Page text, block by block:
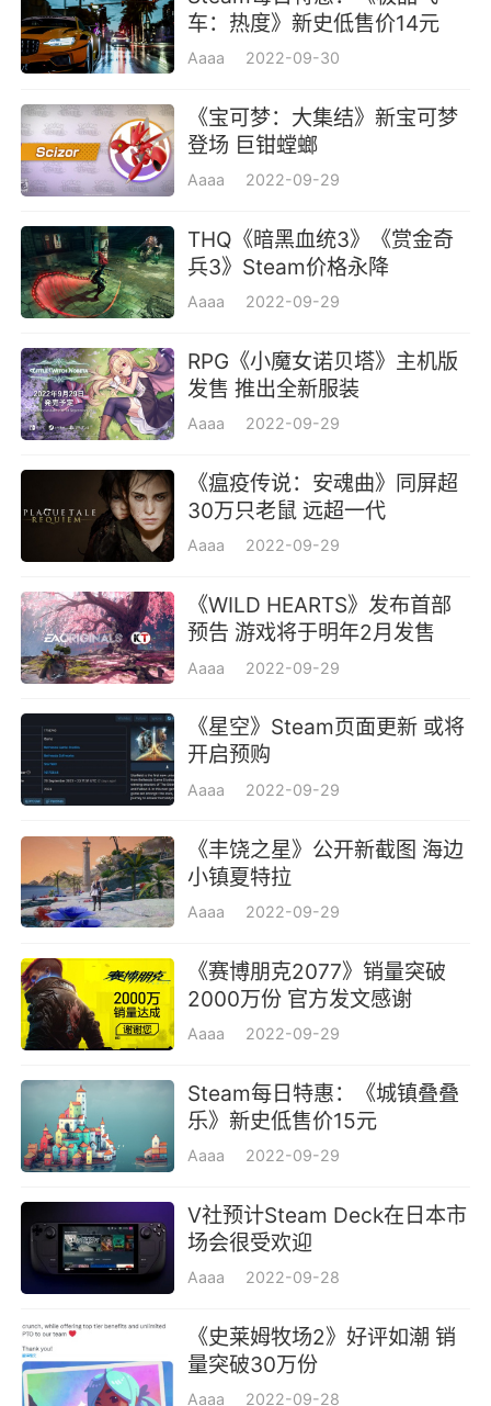
车：热度》新史低售价14元
Aaaa 2022-09-30
《宝可梦：大集结》新宝可梦
登场 巨钳螳螂
Aaaa 2022-09-29
THQ《暗黑血统3》《赏金奇
兵3》Steam价格永降
Aaaa 2022-09-29
RPG《小魔女诺贝塔》主机版
发售 推出全新服装
Aaaa 2022-09-29
《瘟疫传说：安魂曲》同屏超
30万只老鼠 远超一代
Aaaa 2022-09-29
《WILD HEARTS》发布首部
预告 游戏将于明年2月发售
Aaaa 2022-09-29
《星空》Steam页面更新 或将
开启预购
Aaaa 2022-09-29
《丰饶之星》公开新截图 海边
小镇夏特拉
Aaaa 2022-09-29
《赛博朋克2077》销量突破
2000万份 官方发文感谢
Aaaa 2022-09-29
Steam每日特惠：《城镇叠叠
乐》新史低售价15元
Aaaa 2022-09-29
V社预计Steam Deck在日本市
场会很受欢迎
Aaaa 2022-09-28
《史莱姆牧场2》好评如潮 销
量突破30万份
Aaaa 2022-09-28